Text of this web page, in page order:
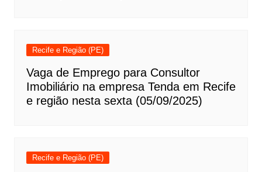
Recife e Região (PE)
Vaga de Emprego para Consultor
Imobiliário na empresa Tenda em Recife
e região nesta sexta (05/09/2025)
Recife e Região (PE)